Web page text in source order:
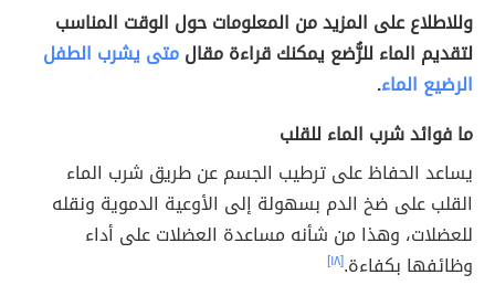
وللاطلاع على المزيد من المعلومات حول الوقت المناسب
لتقديم الماء للرُّضع يمكنك قراءة مقالمتى يشرب الطفل
الرضيع الماء.
ما فوائد شرب الماء للقلب
يساعد الحفاظ على ترطيب الجسم عن طريق شرب الماء
القلب على ضخ الدم بسهولة إلى الأوعية الدموية ونقله
للعضلات، وهذا من شأنه مساعدة العضلات على أداء
وظائفها بكفاءة.[١٨]